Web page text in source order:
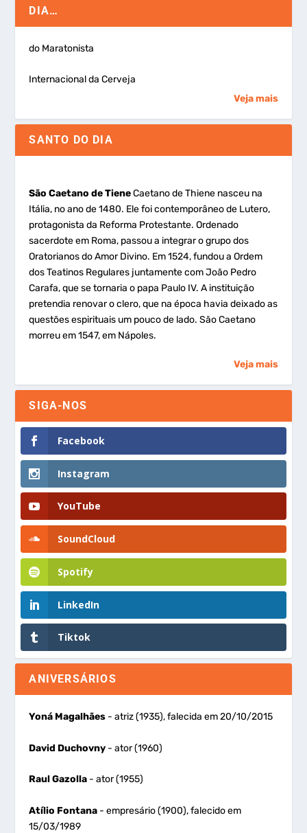
DIA…
do Maratonista
Internacional da Cerveja
Veja mais
SANTO DO DIA
São Caetano de TieneCaetano de Thiene nasceu na
Itália, no ano de 1480. Ele foi contemporâneo de Lutero,
protagonista da Reforma Protestante. Ordenado
sacerdote em Roma, passou a integrar o grupo dos
Oratorianos do Amor Divino. Em 1524, fundou a Ordem
dos Teatinos Regulares juntamente com João Pedro
Carafa, que se tornaria o papa Paulo IV. A instituição
pretendia renovar o clero, que na época havia deixado as
questões espirituais um pouco de lado. São Caetano
morreu em 1547, em Nápoles.
Veja mais
SIGA-NOS
Facebook
Instagram
YouTube
SoundCloud
Spotify
LinkedIn
Tiktok
ANIVERSÁRIOS
Yoná Magalhães - atriz (1935), falecida em 20/10/2015
David Duchovny - ator (1960)
Raul Gazolla - ator (1955)
Atílio Fontana - empresário (1900), falecido em
15/03/1989